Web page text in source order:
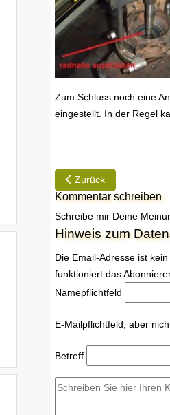
Zum Schluss noch eine
eingestellt. In der Regel
Vorheriger Beitrag:
Zurück
Kommentar schreiben
Schreibe mir Deine
Hinweis zum
Die Email-Adresse ist
funktioniert das
Namepflichtfeld
E-Mailpflichtfeld, aber
Betreff